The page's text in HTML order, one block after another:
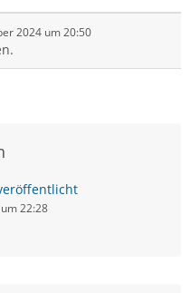
2024 um 20:50
22:28